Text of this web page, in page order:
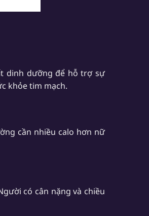
dinh dưỡng để hỗ trợ sự
khỏe tim mạch.
cần nhiều calo hơn nữ
có cân nặng và chiều